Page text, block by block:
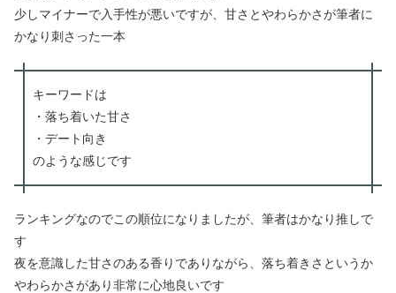
少しマイナーで入手性が悪いですが、甘さとやわらかさが筆者に
かなり刺さった一本
キーワードは
・落ち着いた甘さ
・デート向き
のような感じです
ランキングなのでこの順位になりましたが、筆者はかなり推しで
す
夜を意識した甘さのある香りでありながら、落ち着きさというか
やわらかさがあり非常に心地良いです